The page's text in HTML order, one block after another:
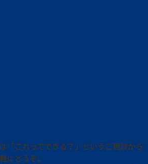
「これってできる？」というご相談から
にどうぞ。